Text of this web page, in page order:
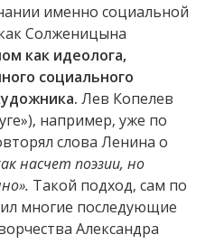
именно социальной
Солженицына
как идеолога,
социального
Лев Копелев
например, уже по
слова Ленина о
насчет поэзии, но
Такой подход, сам по
многие последующие
Александра